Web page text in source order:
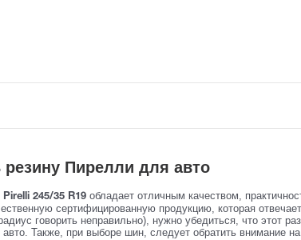
резину Пирелли для авто
Pirelli 245/35 R19 обладает отличным качеством,
сертифицированную продукцию, которая
говорить неправильно), нужно убедиться, что этот
Также, при выборе шин, следует обратить внимание на